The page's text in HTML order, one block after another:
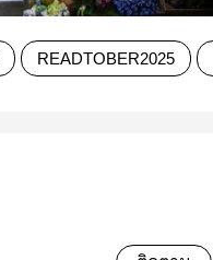
READTOBER2025